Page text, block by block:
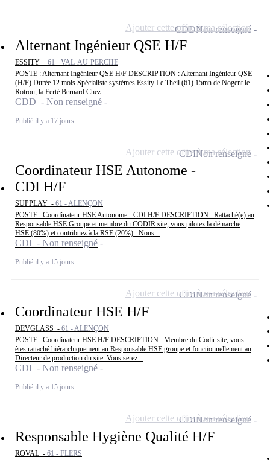
Alternant Ingénieur QSE H/F
ESSITY - 61 - VAL-AU-PERCHE
POSTE : Alternant Ingénieur QSE H/F DESCRIPTION : Alternant Ingénieur QSE
(H/F) Durée 12 mois Spécialiste systèmes Essity Le Theil (61) 15mn de Nogent le
Rotrou, la Ferté Bernard Chez...
CDD - Non renseigné
Publié il y a 17 jours
CDDNon renseigné
Ajouter cette offre à ma sélection
Coordinateur HSE Autonome -
CDI H/F
SUPPLAY - 61 - ALENÇON
POSTE : Coordinateur HSE Autonome - CDI H/F DESCRIPTION : Rattaché(e) au
Responsable HSE Groupe et membre du CODIR site, vous pilotez la démarche
HSE (80%) et contribuez à la RSE (20%) : Nous...
CDI - Non renseigné
Publié il y a 15 jours
CDINon renseigné
Ajouter cette offre à ma sélection
Coordinateur HSE H/F
DEVGLASS - 61 - ALENÇON
POSTE : Coordinateur HSE H/F DESCRIPTION : Membre du Codir site, vous
êtes rattaché hiérarchiquement au Responsable HSE groupe et fonctionnellement au
Directeur de production du site. Vous serez...
CDI - Non renseigné
Publié il y a 15 jours
CDINon renseigné
Ajouter cette offre à ma sélection
Responsable Hygiène Qualité H/F
ROVAL - 61 - FLERS
CDINon renseigné
Ajouter cette offre à ma sélection